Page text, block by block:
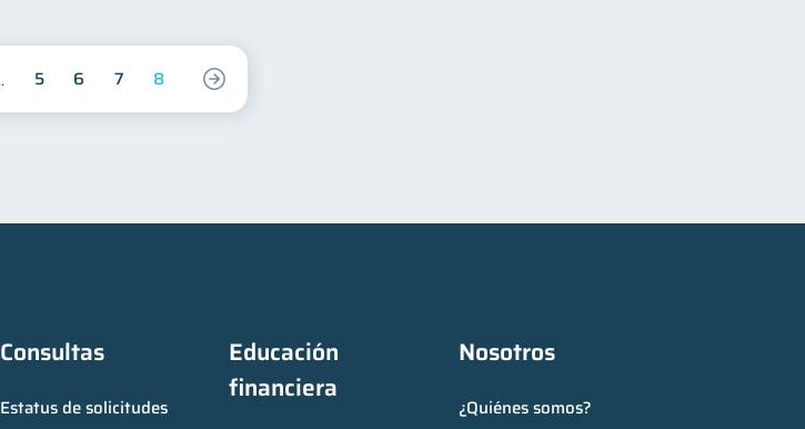
5 6 7 8
Consultas
Estatus de solicitudes
Educación
financiera
Nosotros
¿Quiénes somos?